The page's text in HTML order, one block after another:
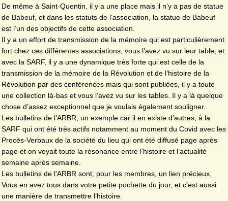
De même à Saint-Quentin, il y a une place mais il n’y a pas de statue
de Babeuf, et dans les statuts de l’association, la statue de Babeuf
est l’un des objectifs de cette association.
Il y a un effort de transmission de la mémoire qui est particulièrement
fort chez ces différentes associations, vous l’avez vu sur leur table, et
avec la SARF, il y a une dynamique très forte qui est celle de la
transmission de la mémoire de la Révolution et de l’histoire de la
Révolution par des conférences mais qui sont publiées, il y a toute
une collection là-bas et vous l’avez vu sur les tables. Il y a là quelque
chose d’assez exceptionnel que je voulais également souligner.
Les bulletins de l’ARBR, un exemple car il en existe d’autres, à la
SARF qui ont été très actifs notamment au moment du Covid avec les
Procès-Verbaux de la société du lieu qui ont été diffusé page après
page et on voyait toute la résonance entre l’histoire et l’actualité
semaine après semaine.
Les bulletins de l’ARBR sont, pour les membres, un lien précieux.
Vous en avez tous dans votre petite pochette du jour, et c’est aussi
une manière de transmettre l’histoire.